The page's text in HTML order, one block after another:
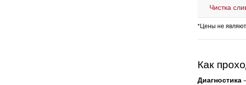
Чистка
*Цены не
Как
Диагностика